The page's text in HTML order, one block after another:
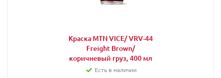
Краска MTN VICE/ VRV-44
Freight Brown/
коричневый груз, 400 мл
Есть в наличии